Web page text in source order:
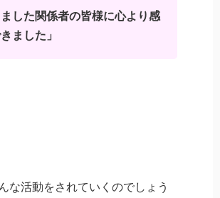
した関係者の皆様に心より感
ました」
な活動をされていくのでしょう